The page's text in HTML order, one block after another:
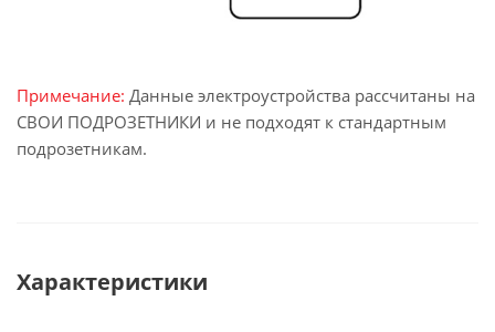
Примечание: Данные электроустройства рассчитаны на
СВОИ ПОДРОЗЕТНИКИ и не подходят к стандартным
подрозетникам.
Характеристики